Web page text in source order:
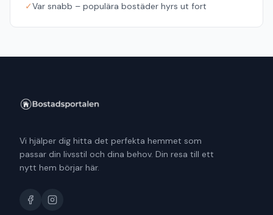
✓Var snabb – populära bostäder hyrs ut fort
Vi hjälper dig hitta det perfekta hemmet som
passar din livsstil och dina behov. Din resa till ett
nytt hem börjar här.